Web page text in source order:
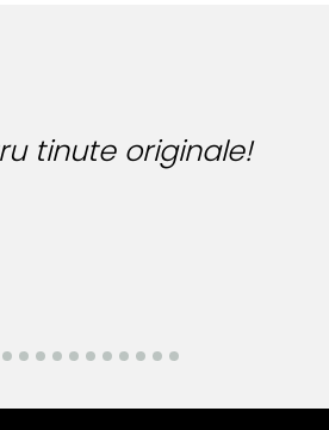
perfecta pentru ziua